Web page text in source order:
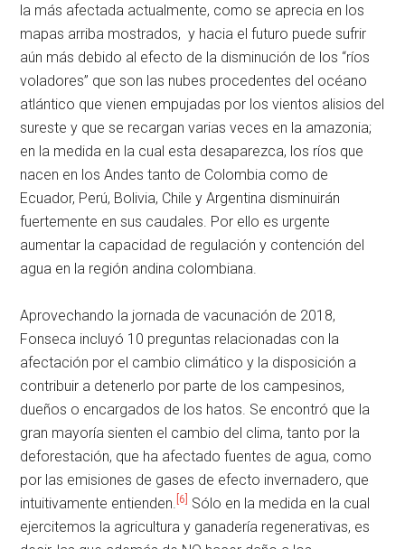
la más afectada actualmente, como se aprecia en los
mapas arriba mostrados, y hacia el futuro puede sufrir
aún más debido al efecto de la disminución de los “ríos
voladores” que son las nubes procedentes del océano
atlántico que vienen empujadas por los vientos alisios del
sureste y que se recargan varias veces en la amazonia;
en la medida en la cual esta desaparezca, los ríos que
nacen en los Andes tanto de Colombia como de
Ecuador, Perú, Bolivia, Chile y Argentina disminuirán
fuertemente en sus caudales. Por ello es urgente
aumentar la capacidad de regulación y contención del
agua en la región andina colombiana.
Aprovechando la jornada de vacunación de 2018,
Fonseca incluyó 10 preguntas relacionadas con la
afectación por el cambio climático y la disposición a
contribuir a detenerlo por parte de los campesinos,
dueños o encargados de los hatos. Se encontró que la
gran mayoría sienten el cambio del clima, tanto por la
deforestación, que ha afectado fuentes de agua, como
por las emisiones de gases de efecto invernadero, que
intuitivamente entienden. [6]
Sólo en la medida en la cual
ejercitemos la agricultura y ganadería regenerativas, es